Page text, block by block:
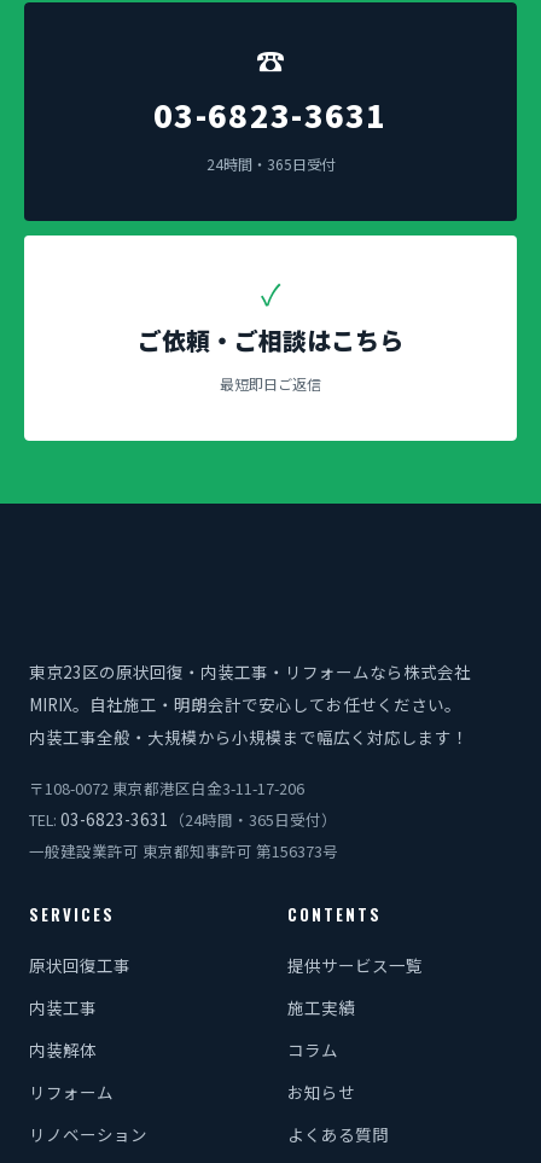
☎
03-6823-3631
24時間・365日受付
✓
ご依頼・ご相談はこちら
最短即日ご返信
東京23区の原状回復・内装工事・リフォームなら株式会社
MIRIX。自社施工・明朗会計で安心してお任せください。
内装工事全般・大規模から小規模まで幅広く対応します！
〒108-0072 東京都港区白金3-11-17-206
TEL: 03-6823-3631 （24時間・365日受付）
一般建設業許可 東京都知事許可 第156373号
SERVICES
原状回復工事
内装工事
内装解体
リフォーム
リノベーション
CONTENTS
提供サービス一覧
施工実績
コラム
お知らせ
よくある質問